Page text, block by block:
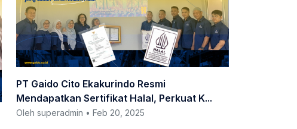
PT Gaido Cito Ekakurindo Resmi
Mendapatkan Sertifikat Halal, Perkuat K...
Oleh superadmin • Feb 20, 2025